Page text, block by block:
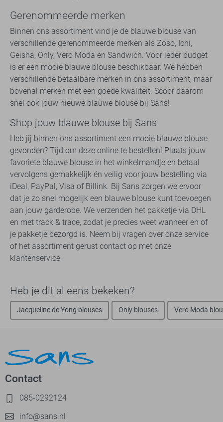
Gerenommeerde merken
Binnen ons assortiment vind je de blauwe blouse van
verschillende gerenommeerde merken als Zoso, Ichi,
Geisha, Only, Vero Moda en Sandwich. Voor ieder budget
is er een mooie blauwe blouse beschikbaar. We hebben
verschillende betaalbare merken in ons assortiment, maar
bovenal merken met een goede kwaliteit. Scoor daarom
snel ook jouw nieuwe blauwe blouse bij Sans!
Shop jouw blauwe blouse bij Sans
Heb jij binnen ons assortiment een mooie blauwe blouse
gevonden? Tijd om deze online te bestellen! Plaats jouw
favoriete blauwe blouse in het winkelmandje en betaal
vervolgens gemakkelijk én veilig voor jouw bestelling via
iDeal, PayPal, Visa of Billink. Bij Sans zorgen we ervoor
dat je zo snel mogelijk een blauwe blouse kunt toevoegen
aan jouw garderobe. We verzenden het pakketje via DHL
en met track & trace, zodat je precies weet wanneer en of
je pakketje bezorgd is. Neem bij vragen over onze service
of het assortiment gerust contact op met onze
klantenservice
Heb je dit al eens bekeken?
Jacqueline de Yong blouses Only blouses Vero Moda
Contact
085-0292124
info@sans.nl